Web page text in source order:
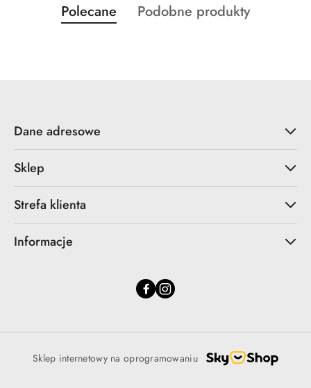
Pomiń karuzelę produktów
Produkty
o
Polecane
Produkty
Podobne produkty
Dane adresowe
Sklep
Strefa klienta
Informacje
Sklep internetowy na oprogramowaniu